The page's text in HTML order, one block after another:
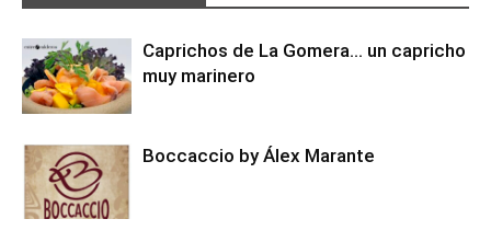
Caprichos de La Gomera… un capricho
muy marinero
Boccaccio by Álex Marante